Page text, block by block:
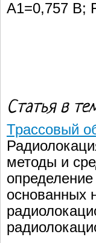
А1=0,757 В;
Статья в
Трассовый
методы и
основанных